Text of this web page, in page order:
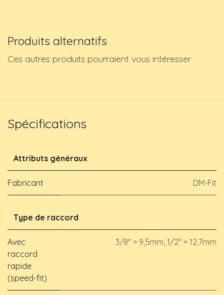
Produits alternatifs
Ces autres produits pourraient vous intéresser
Spécifications
Attributs généraux
Fabricant DM-Fit
Type de raccord
Avec
raccord
rapide
(speed-fit)
3/8" = 9,5mm 1/2" = 12,7mm